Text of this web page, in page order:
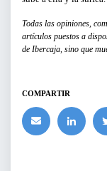
Todas las opiniones,
artículos puestos a
de Ibercaja, sino que
COMPARTIR